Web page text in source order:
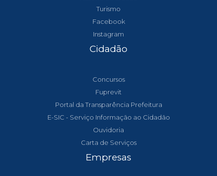
Turismo
Facebook
Instagram
Cidadão
Concursos
Fuprevit
Portal da Transparência Prefeitura
E-SIC - Serviço Informação ao Cidadão
Ouvidoria
Carta de Serviços
Empresas